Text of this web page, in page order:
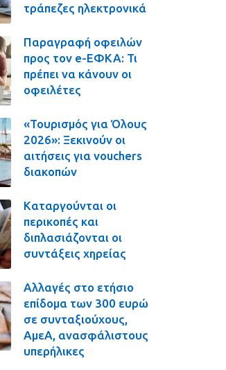
τράπεζες ηλεκτρονικά
Παραγραφή οφειλών
προς τον e-ΕΦΚΑ: Τι
πρέπει να κάνουν οι
οφειλέτες
«Τουρισμός για Όλους
2026»: Ξεκινούν οι
αιτήσεις για vouchers
διακοπών
Καταργούνται οι
περικοπές και
διπλασιάζονται οι
συντάξεις χηρείας
Αλλαγές στο ετήσιο
επίδομα των 300 ευρώ
σε συνταξιούχους,
ΑμεΑ, ανασφάλιστους
υπερήλικες